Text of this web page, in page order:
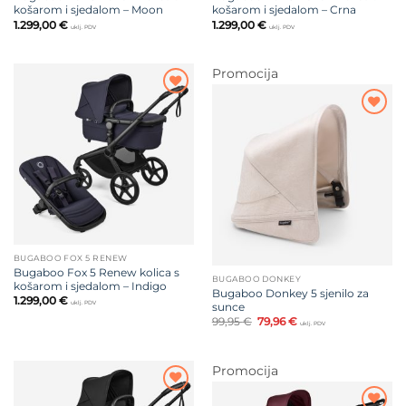
košarom i sjedalom – Moon
1.299,00 € uklj. PDV
košarom i sjedalom – Crna
1.299,00 € uklj. PDV
Dodajte
na listu
želja
BUGABOO FOX 5 RENEW
Bugaboo Fox 5 Renew kolica s
košarom i sjedalom – Indigo
1.299,00 € uklj. PDV
Promocija
BUGABOO DONKEY
Bugaboo Donkey 5 sjenilo za
sunce
99,95€ Izvorna
cijena
99,95 €.
79,96€Trenutna
uklj. PDV
Dodajte
Promocija